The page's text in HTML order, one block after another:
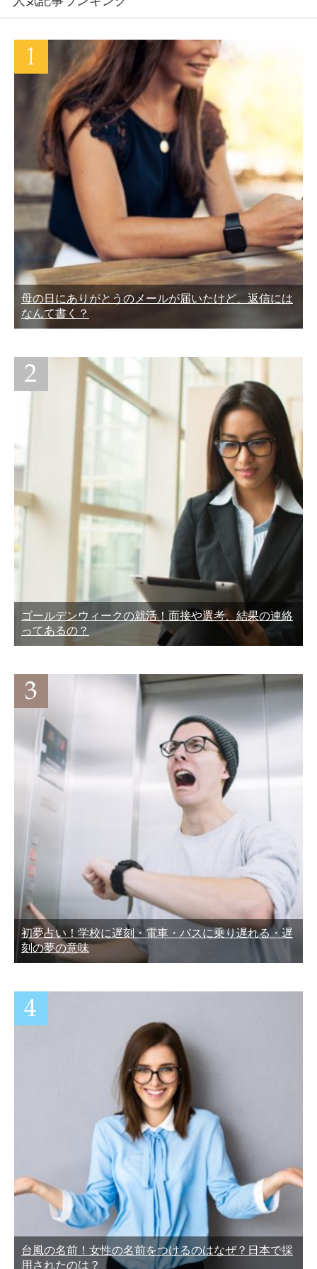
母の日にありがとうのメールが届いたけど、返信には
なんて書く？
ゴールデンウィークの就活！面接や選考、結果の連絡
ってあるの？
初夢占い！学校に遅刻・電車・バスに乗り遅れる・遅
刻の夢の意味
台風の名前！女性の名前をつけるのはなぜ？日本で採
用されたのは？